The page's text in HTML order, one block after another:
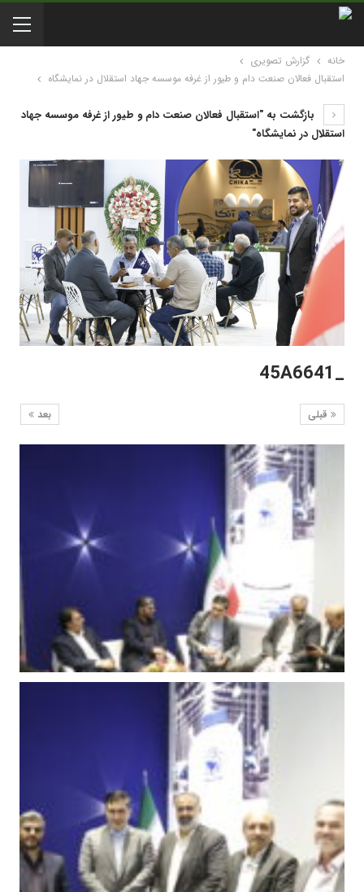
خانه
گزارش تصویری
استقبال فعالان صنعت دام و طیور از غرفه موسسه جهاد استقلال در نمایشگاه
بازگشت به "استقبال فعالان صنعت دام و طیور از غرفه موسسه جهاد
استقلال در نمایشگاه"
_45A6641
بعد قبلی